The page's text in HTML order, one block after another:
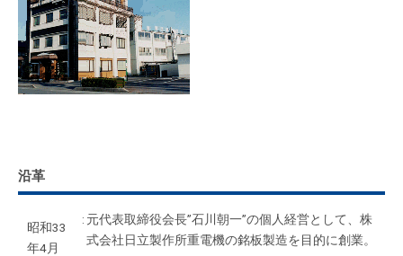
沿革
昭和33
年4月
: 元代表取締役会長”石川朝一”の個人経営として、株
式会社日立製作所重電機の銘板製造を目的に創業。